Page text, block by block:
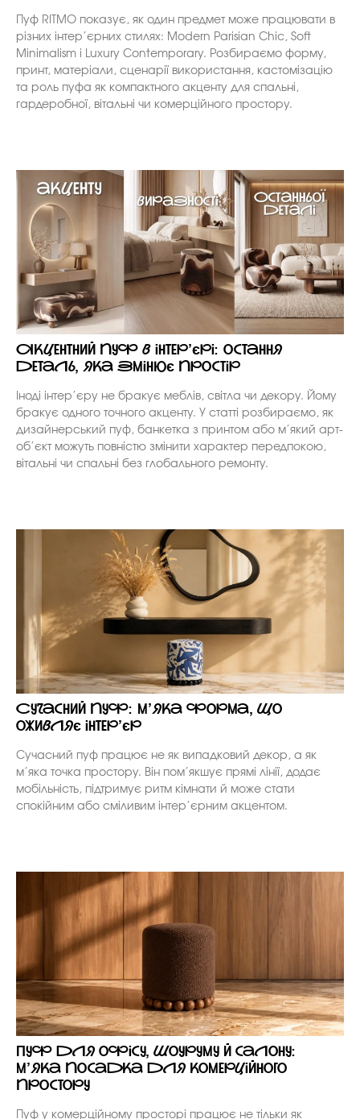
Пуф RITMO показує, як один предмет може працювати в
різних інтер’єрних стилях: Modern Parisian Chic, Soft
Minimalism і Luxury Contemporary. Розбираємо форму,
принт, матеріали, сценарії використання, кастомізацію
та роль пуфа як компактного акценту для спальні,
гардеробної, вітальні чи комерційного простору.
Акцентний пуф в інтер’єрі: остання
деталь, яка змінює простір
Іноді інтер’єру не бракує меблів, світла чи декору. Йому
бракує одного точного акценту. У статті розбираємо, як
дизайнерський пуф, банкетка з принтом або м’який арт-
об’єкт можуть повністю змінити характер передпокою,
вітальні чи спальні без глобального ремонту.
Сучасний пуф: м’яка форма, що
оживляє інтер’єр
Сучасний пуф працює не як випадковий декор, а як
м’яка точка простору. Він пом’якшує прямі лінії, додає
мобільність, підтримує ритм кімнати й може стати
спокійним або сміливим інтер’єрним акцентом.
Пуф для офісу, шоуруму й салону:
м’яка посадка для комерційного
простору
Пуф у комерційному просторі працює не тільки як